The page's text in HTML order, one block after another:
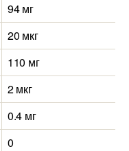
94 мг
20 мкг
110 мг
2 мкг
0.4 мг
0